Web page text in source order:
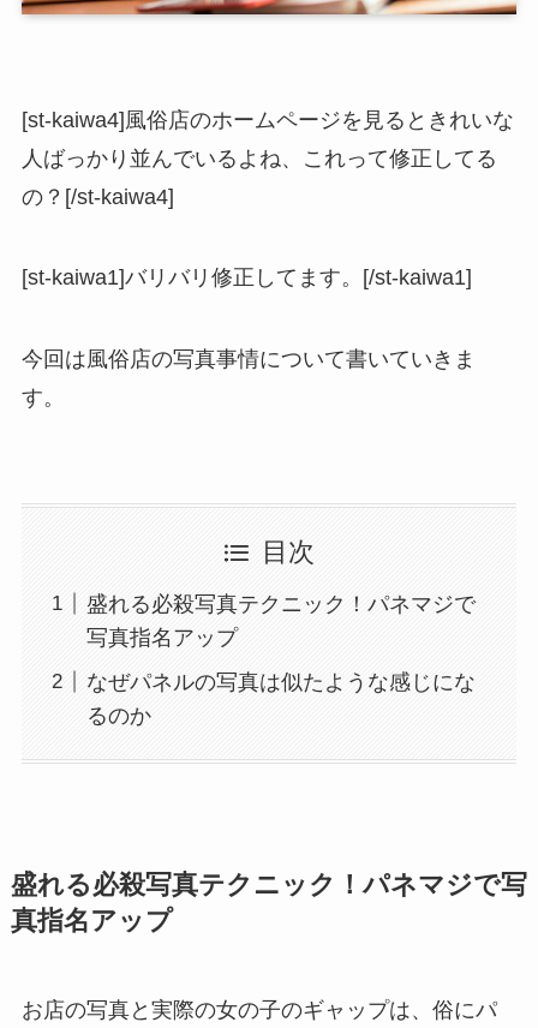
[st-kaiwa4]風俗店のホームページを見るときれいな
人ばっかり並んでいるよね、これって修正してる
の？[/st-kaiwa4]
[st-kaiwa1]バリバリ修正してます。[/st-kaiwa1]
今回は風俗店の写真事情について書いていきま
す。
目次
盛れる必殺写真テクニック！パネマジで
写真指名アップ
なぜパネルの写真は似たような感じにな
るのか
盛れる必殺写真テクニック！パネマジで写
真指名アップ
お店の写真と実際の女の子のギャップは、俗にパ